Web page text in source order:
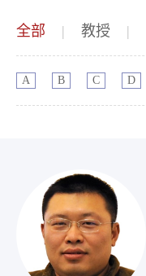
全部 | 教授 |
A B C D